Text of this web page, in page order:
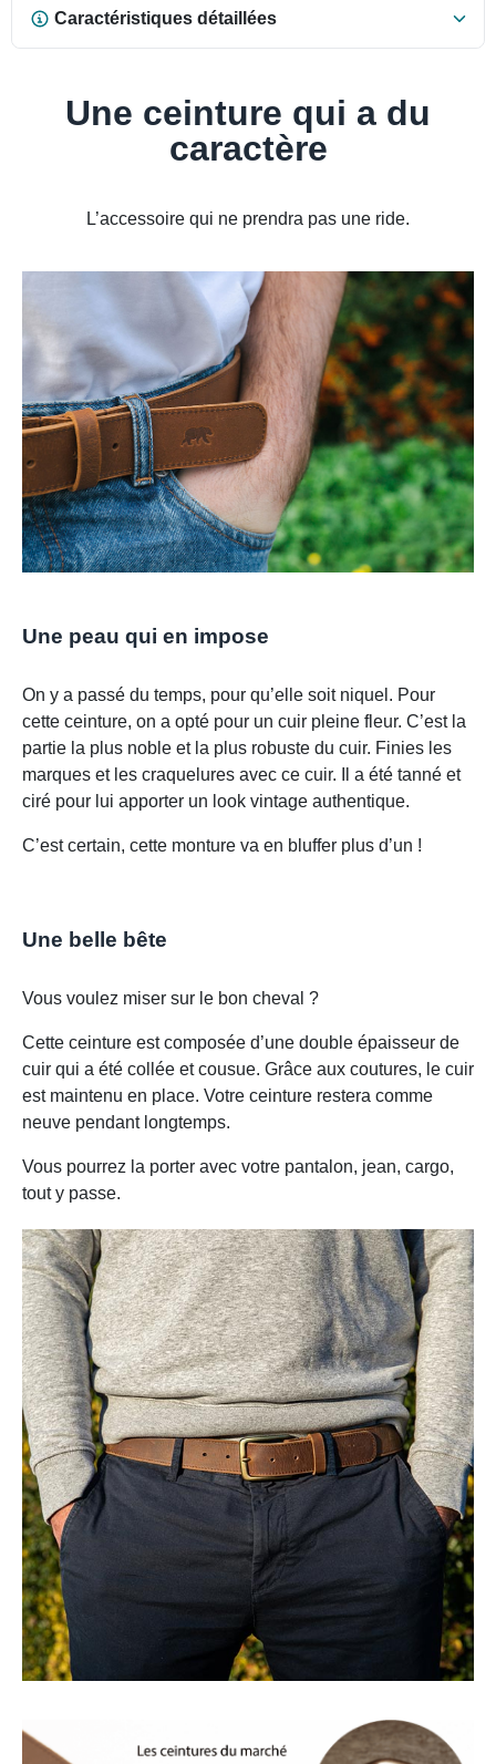
Caractéristiques détaillées
Une ceinture qui a du
caractère
L’accessoire qui ne prendra pas une ride.
Une peau qui en impose
On y a passé du temps, pour qu’elle soit niquel. Pour
cette ceinture, on a opté pour un cuir pleine fleur. C’est la
partie la plus noble et la plus robuste du cuir. Finies les
marques et les craquelures avec ce cuir. Il a été tanné et
ciré pour lui apporter un look vintage authentique.
C’est certain, cette monture va en bluffer plus d’un !
Une belle bête
Vous voulez miser sur le bon cheval ?
Cette ceinture est composée d’une double épaisseur de
cuir qui a été collée et cousue. Grâce aux coutures, le cuir
est maintenu en place. Votre ceinture restera comme
neuve pendant longtemps.
Vous pourrez la porter avec votre pantalon, jean, cargo,
tout y passe.